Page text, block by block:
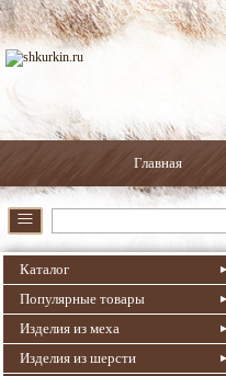
Главная
≡
Каталог
Популярные товары
Изделия из меха
Изделия из шерсти
Шкуркин.Ру Декоративные
МЕХОВАЯ ПОДУШКА
Номер для поиска:379
Артикул: 186-1